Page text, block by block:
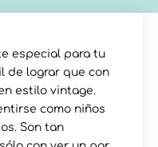
especial para tu
de lograr que con
estilo vintage.
como niños
Son tan